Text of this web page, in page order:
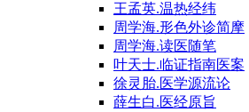
王孟英.温热经纬
周学海.形色外诊简摩
周学海.读医随笔
叶天士.临证指南医案
徐灵胎.医学源流论
薛生白.医经原旨